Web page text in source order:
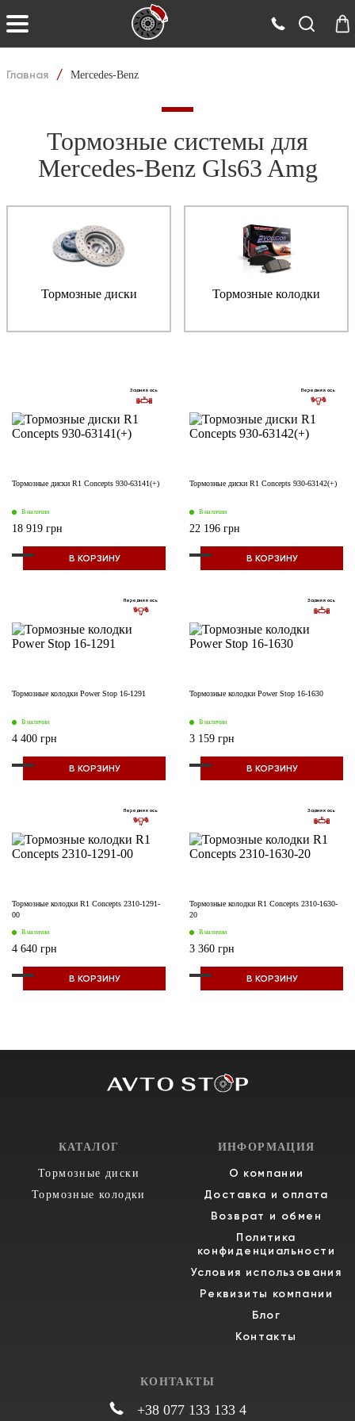
Главная / Mercedes-Benz
Тормозные системы для
Mercedes-Benz Gls63 Amg
Тормозные диски Тормозные колодки
Задняя ось
Тормозные диски R1 Concepts 930-63141(+)
В наличии
18 919 грн
В КОРЗИНУ
Передняя ось
Тормозные диски R1 Concepts 930-63142(+)
В наличии
22 196 грн
В КОРЗИНУ
Передняя ось
Тормозные колодки Power Stop 16-1291
В наличии
4 400 грн
В КОРЗИНУ
Задняя ось
Тормозные колодки Power Stop 16-1630
В наличии
3 159 грн
В КОРЗИНУ
Передняя ось
Тормозные колодки R1 Concepts 2310-1291-
00
В наличии
4 640 грн
В КОРЗИНУ
Задняя ось
Тормозные колодки R1 Concepts 2310-1630-
20
В наличии
3 360 грн
В КОРЗИНУ
КАТАЛОГ
Тормозные диски
Тормозные колодки
ИНФОРМАЦИЯ
О компании
Доставка и оплата
Возврат и обмен
Политика
конфиденциальности
Условия использования
Реквизиты компании
Блог
Контакты
КОНТАКТЫ
+38 077 133 133 4